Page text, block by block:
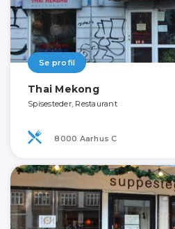
Se profil
Thai Mekong
Spisesteder, Restaurant
8000 Aarhus C